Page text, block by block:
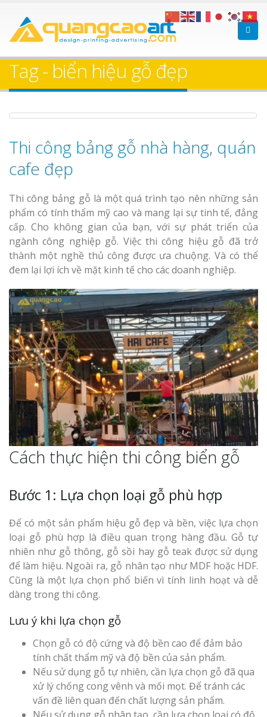
Tag - biển hiệu gỗ đẹp
Thi công bảng gỗ nhà hàng, quán
cafe đẹp
Thi công bảng gỗ là một quá trình tạo nên những sản
phẩm có tính thẩm mỹ cao và mang lại sự tinh tế, đẳng
cấp. Cho không gian của bạn, với sự phát triển của
ngành công nghiệp gỗ. Việc thi công hiệu gỗ đã trở
thành một nghề thủ công được ưa chuộng. Và có thể
đem lại lợi ích về mặt kinh tế cho các doanh nghiệp.
Cách thực hiện thi công biển gỗ
Bước 1: Lựa chọn loại gỗ phù hợp
Để có một sản phẩm hiệu gỗ đẹp và bền, việc lựa chọn
loại gỗ phù hợp là điều quan trọng hàng đầu. Gỗ tự
nhiên như gỗ thông, gỗ sồi hay gỗ teak được sử dụng
để làm hiệu. Ngoài ra, gỗ nhân tạo như MDF hoặc HDF.
Cũng là một lựa chọn phổ biến vì tính linh hoạt và dễ
dàng trong thi công.
Lưu ý khi lựa chọn gỗ
Chọn gỗ có độ cứng và độ bền cao để đảm bảo
tính chất thẩm mỹ và độ bền của sản phẩm.
Nếu sử dụng gỗ tự nhiên, cần lựa chọn gỗ đã qua
xử lý chống cong vênh và mối mọt. Để tránh các
vấn đề liên quan đến chất lượng sản phẩm.
Làm bảng hiệu gỗ tại
Bảng gỗ treo cửa
theo yêu cầu
Làm bảng hiệu gỗ tại
Làm bảng hiệu gỗ tại
Nghệ An
Làm Biển
Thuận An
Dương
Thi công
cáo Thuận
Dương
Làm biển
tóc Thuận An
Thi công
cáo Vinh
Làm biển
Làm Biển
Rẻ Tại Vinh Giải Pháp
Quả
Làm Hộp